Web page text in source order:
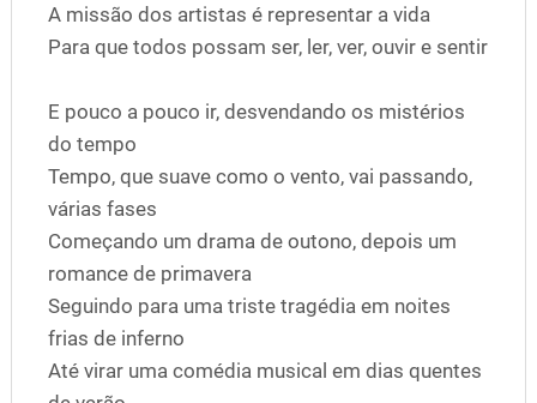
A missão dos artistas é representar a vida
Para que todos possam ser, ler, ver, ouvir e sentir
E pouco a pouco ir, desvendando os mistérios
do tempo
Tempo, que suave como o vento, vai passando,
várias fases
Começando um drama de outono, depois um
romance de primavera
Seguindo para uma triste tragédia em noites
frias de inferno
Até virar uma comédia musical em dias quentes